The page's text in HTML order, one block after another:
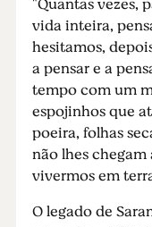
"Quantas vezes,
vida inteira,
hesitamos,
a pensar e a
tempo com um
espojinhos que
poeira, folhas
não lhes chegam
vivermos em
O legado de